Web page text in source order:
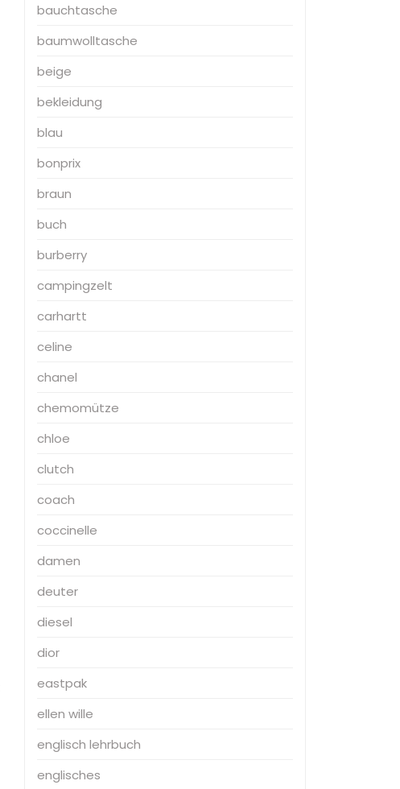
bauchtasche
baumwolltasche
beige
bekleidung
blau
bonprix
braun
buch
burberry
campingzelt
carhartt
celine
chanel
chemomütze
chloe
clutch
coach
coccinelle
damen
deuter
diesel
dior
eastpak
ellen wille
englisch lehrbuch
englisches